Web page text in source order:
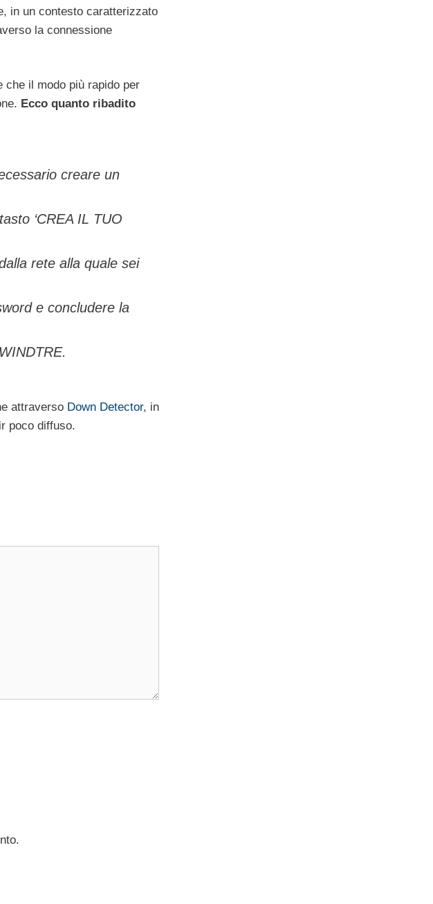
in un contesto caratterizzato
la connessione
che il modo più rapido per
Ecco quanto ribadito
creare un
‘CREA IL TUO
rete alla quale sei
e concludere la
attraverso Down Detector, in
poco diffuso.